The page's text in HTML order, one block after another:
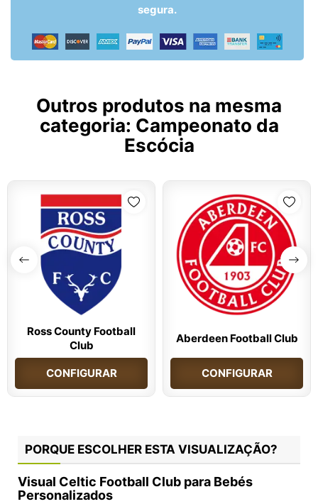
segura.
Outros produtos na mesma
categoria: Campeonato da
Escócia
Ross County Football
Club
CONFIGURAR
Aberdeen Football Club
CONFIGURAR
PORQUE ESCOLHER ESTA VISUALIZAÇÃO?
Visual Celtic Football Club para Bebés
Personalizados